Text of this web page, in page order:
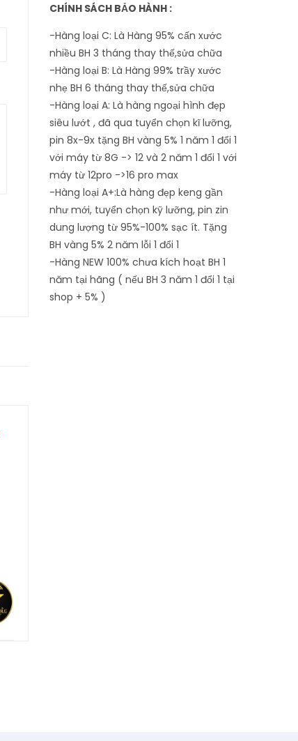
CHÍNH SÁCH BẢO HÀNH :
-Hàng loại C: Là Hàng 95% cấn xước
nhiều BH 3 tháng thay thế,sửa chữa
-Hàng loại B: Là Hàng 99% trầy xước
nhẹ BH 6 tháng thay thế,sửa chữa
-Hàng loại A: Là hàng ngoại hình đẹp
siêu lướt , đã qua tuyển chọn kĩ lưỡng,
pin 8x-9x tặng BH vàng 5% 1 năm 1 đổi 1
với máy từ 8G -> 12 và 2 năm 1 đổi 1 với
máy từ 12pro ->16 pro max
-Hàng loại A+:Là hàng đẹp keng gần
như mới, tuyển chọn kỹ lưỡng, pin zin
dung lượng từ 95%-100% sạc ít. Tặng
BH vàng 5% 2 năm lỗi 1 đổi 1
-Hàng NEW 100% chưa kích hoạt BH 1
năm tại hãng ( nếu BH 3 năm 1 đổi 1 tại
shop + 5% )